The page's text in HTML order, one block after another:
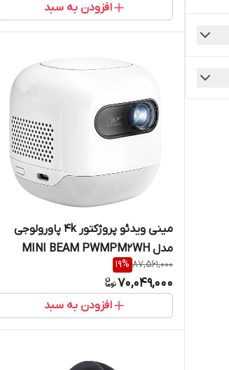
افزودن به سبد
مینی ویدئو پروژکتور 4k پاورولوجی
مدل MINI BEAM PWMPM2WH
87,561,000
19%
70,049,000
افزودن به سبد